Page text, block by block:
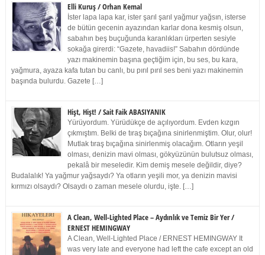
Elli Kuruş / Orhan Kemal
İster lapa lapa kar, ister şarıl şarıl yağmur yağsın, isterse
de bütün gecenin ayazından karlar dona kesmiş olsun,
sabahın beş buçuğunda karanlıkları ürperten sesiyle
sokağa girerdi: “Gazete, havadiis!” Sabahın dördünde
yazı makinemin başına geçtiğim için, bu ses, bu kara,
yağmura, ayaza kafa tutan bu canlı, bu pırıl pırıl ses beni yazı makinemin
başında bulurdu. Gazete […]
Hişt, Hişt! / Sait Faik ABASIYANIK
Yürüyordum. Yürüdükçe de açılıyordum. Evden kızgın
çıkmıştım. Belki de tıraş bıçağına sinirlenmiştim. Olur, olur!
Mutlak tıraş bıçağına sinirlenmiş olacağım. Otların yeşil
olması, denizin mavi olması, gökyüzünün bulutsuz olması,
pekalâ bir meseledir. Kim demiş mesele değildir, diye?
Budalalık! Ya yağmur yağsaydı? Ya otların yeşili mor, ya denizin mavisi
kırmızı olsaydı? Olsaydı o zaman mesele olurdu, işte. […]
A Clean, Well-Lighted Place – Aydınlık ve Temiz Bir Yer /
ERNEST HEMINGWAY
A Clean, Well-Lighted Place / ERNEST HEMINGWAY It
was very late and everyone had left the cafe except an old